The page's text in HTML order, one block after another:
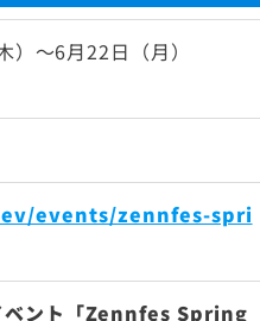
～6月22日（月）
events/zennfes-spri
ベント「Zennfes Spring